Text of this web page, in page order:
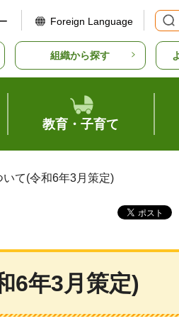
Foreign Language
組織から探す
教育・子育て
て(令和6年3月策定)
6年3月策定)